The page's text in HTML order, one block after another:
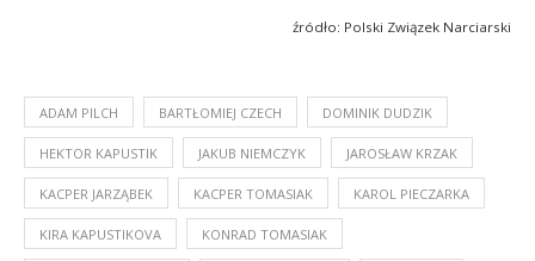
źródło: Polski Związek Narciarski
ADAM PILCH BARTŁOMIEJ CZECH DOMINIK DUDZIK
HEKTOR KAPUSTIK JAKUB NIEMCZYK JAROSŁAW KRZAK
KACPER JARZĄBEK KACPER TOMASIAK KAROL PIECZARKA
KIRA KAPUSTIKOVA KONRAD TOMASIAK